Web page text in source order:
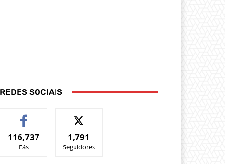
REDES SOCIAIS
116,737
Fãs
1,791
Seguidores